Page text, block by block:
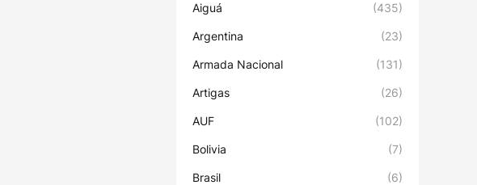
Aiguá (435)
Argentina (23)
Armada Nacional (131)
Artigas (26)
AUF (102)
Bolivia (7)
Brasil (6)